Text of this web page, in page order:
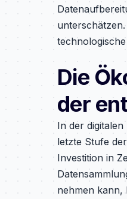
Die
der
In der
letzte Stufe
Investition in
nehmen kann,